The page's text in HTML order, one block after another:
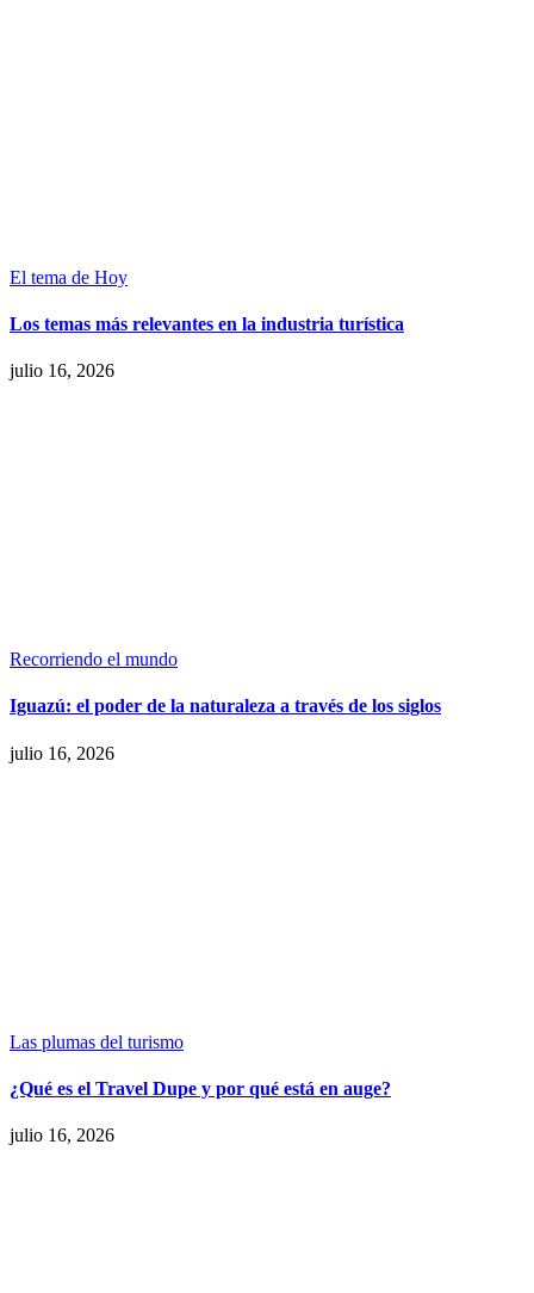
El tema de Hoy
Los temas más relevantes en la industria turística
julio 16, 2026
Recorriendo el mundo
Iguazú: el poder de la naturaleza a través de los siglos
julio 16, 2026
Las plumas del turismo
¿Qué es el Travel Dupe y por qué está en auge?
julio 16, 2026